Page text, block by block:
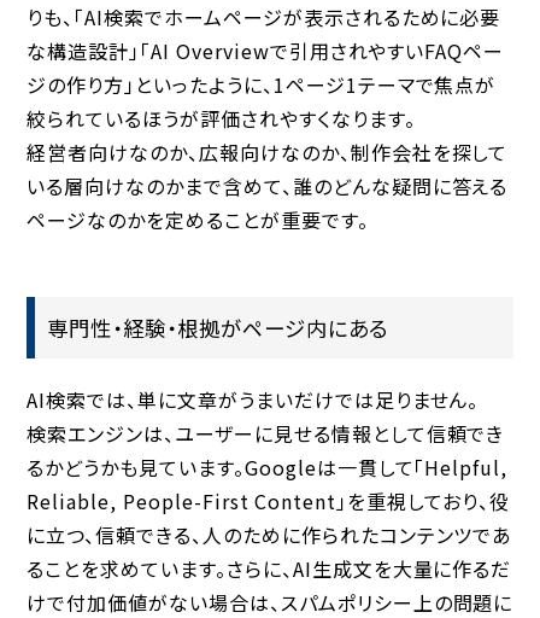
りも、「AI検索でホームページが表示されるために必要
な構造設計」「AI Overviewで引用されやすいFAQペー
ジの作り方」といったように、1ページ1テーマで焦点が
絞られているほうが評価されやすくなります。
経営者向けなのか、広報向けなのか、制作会社を探して
いる層向けなのかまで含めて、誰のどんな疑問に答える
ページなのかを定めることが重要です。
専門性・経験・根拠がページ内にある
AI検索では、単に文章がうまいだけでは足りません。
検索エンジンは、ユーザーに見せる情報として信頼でき
るかどうかも見ています。Googleは一貫して「Helpful,
Reliable, People-First Content」を重視しており、役
に立つ、信頼できる、人のために作られたコンテンツであ
ることを求めています。さらに、AI生成文を大量に作るだ
けで付加価値がない場合は、スパムポリシー上の問題に